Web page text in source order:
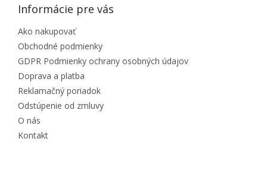
Informácie pre vás
Ako nakupovať
Obchodné podmienky
GDPR Podmienky ochrany osobných údajov
Doprava a platba
Reklamačný poriadok
Odstúpenie od zmluvy
O nás
Kontakt